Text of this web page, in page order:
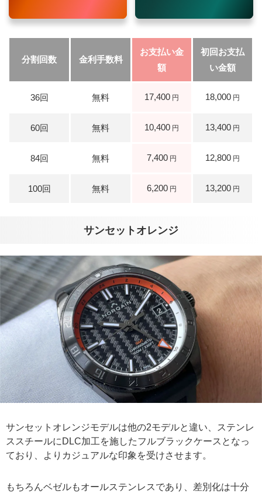
17,400 18,000
10,400 13,400
7,400 12,800
6,200 13,200
サンセットオレンジ
サンセットオレンジモデルは他の2モデルと違い、ステンレ
ススチールにDLC加工を施したフルブラックケースとなっ
ており、よりカジュアルな印象を受けさせます。
もちろんベゼルもオールステンレスであり、差別化は十分